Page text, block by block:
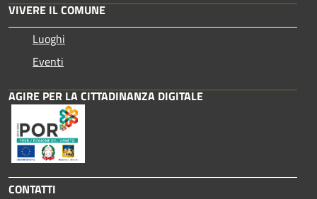
VIVERE IL COMUNE
Luoghi
Eventi
AGIRE PER LA CITTADINANZA DIGITALE
CONTATTI